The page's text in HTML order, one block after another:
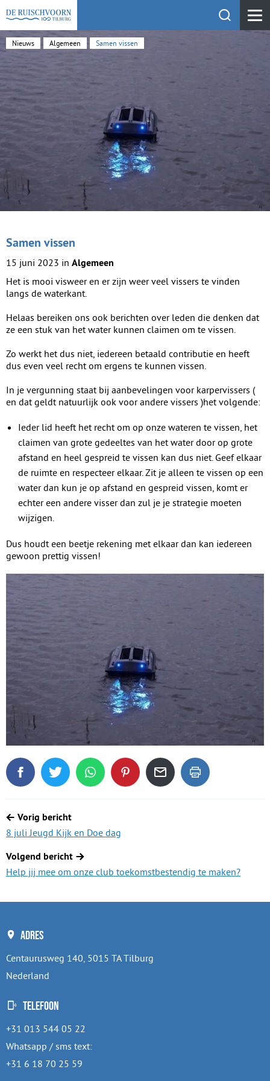
KEHV de Ruischvoorn Toon
Nieuws Algemeen Samen vissen
Samen vissen
15 juni 2023 in Algemeen
Het is mooi visweer en er zijn weer veel vissers te vinden
langs de waterkant.
Helaas bereiken ons ook berichten over leden die denken dat
ze een stuk van het water kunnen claimen om te vissen.
Zo werkt het dus niet, iedereen betaald contributie en heeft
dus even veel recht om ergens te kunnen vissen.
In je vergunning staat bij aanbevelingen voor karpervissers (
en dat geldt natuurlijk ook voor andere vissers )het volgende:
Ieder lid heeft het recht om op onze wateren te vissen, het
claimen van grote gedeeltes van het water door op grote
afstand en heel gespreid te vissen kan dus niet. Geef elkaar
de ruimte en respecteer elkaar. Zit je alleen te vissen op een
water dan kun je op afstand en gespreid vissen, komt er
echter een andere visser dan zul je je strategie moeten
wijzigen.
Dus houdt een beetje rekening met elkaar dan kan iedereen
gewoon prettig vissen!
Deel dit blogartikel op Facebook
Tweet dit blogartikel op Twitter
Deel dit blogartikel via WhatsApp
Deel dit blogartikel op Pinterest
Deel dit blogartikel via de
Dit blogartikel
Berichtnavigatie
Vorig bericht
8 juli Jeugd Kijk en Doe dag
Volgend bericht
Help jij mee om onze club toekomstbestendig te maken?
Adres
Centaurusweg 140, 5015 TA Tilburg
Nederland
Telefoon
+31 013 544 05 22
Whatsapp / sms text:
+31 6 18 70 25 59